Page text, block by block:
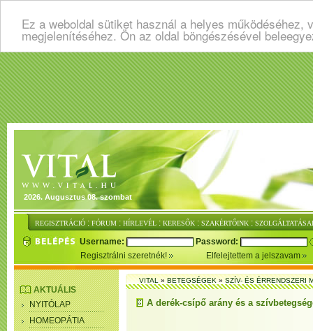
Ez a weboldal sütiket használ a helyes
megjelenítéséhez. Ön az oldal böngészésével
2026. Augusztus 08. szombat
REGISZTRÁCIÓ : FÓRUM : HÍRLEVÉL : KERESŐK : SZAKÉRTŐINK :
Username:
Password:
Regisztrálni szeretnék!
Elfelejtettem a jelszavam
AKTUÁLIS
NYITÓLAP
HOMEOPÁTIA
VITAL»BETEGSÉGEK»SZÍV- ÉS ÉRRENDSZERI
A derék-csípő arány és a